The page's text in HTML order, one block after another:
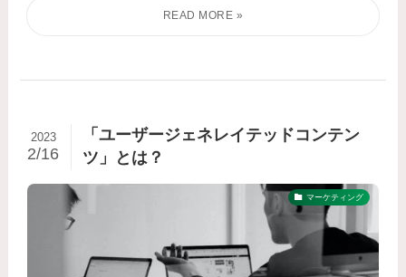
「ユーザージェネレイテッドコンテン
ツ」とは？
2023
2/16
マーケティング